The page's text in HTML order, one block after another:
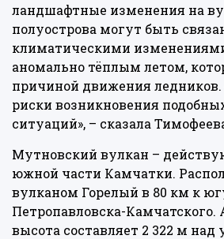
ландшафтные изменения на
полуострова могут быть
климатическими
аномально тёплым летом,
причиной движения
риски возникновения
ситуаций», – сказала
Мутновский вулкан –
южной части Камчатки.
вулканом Горелый в 80 км к
Петропавловска-Камчатского.
высота составляет 2 322 м над